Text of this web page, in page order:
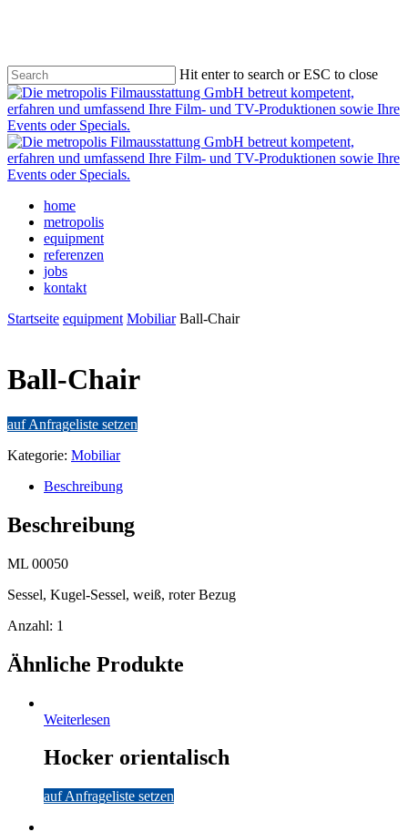
content
Hit enter to search or ESC to close
Close
Search
Menu
home
metropolis
equipment
referenzen
jobs
kontakt
Startseite equipment Mobiliar Ball-Chair
Ball-Chair
auf Anfrageliste setzen
Kategorie: Mobiliar
Beschreibung
Beschreibung
ML 00050
Sessel, Kugel-Sessel, weiß, roter Bezug
Anzahl: 1
Ähnliche Produkte
Weiterlesen
Hocker orientalisch
auf Anfrageliste setzen